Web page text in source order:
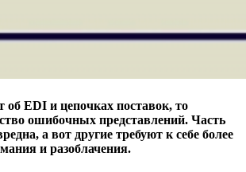
об EDI и цепочках поставок, то
ошибочных представлений. Часть
а вот другие требуют к себе более
и разоблачения.